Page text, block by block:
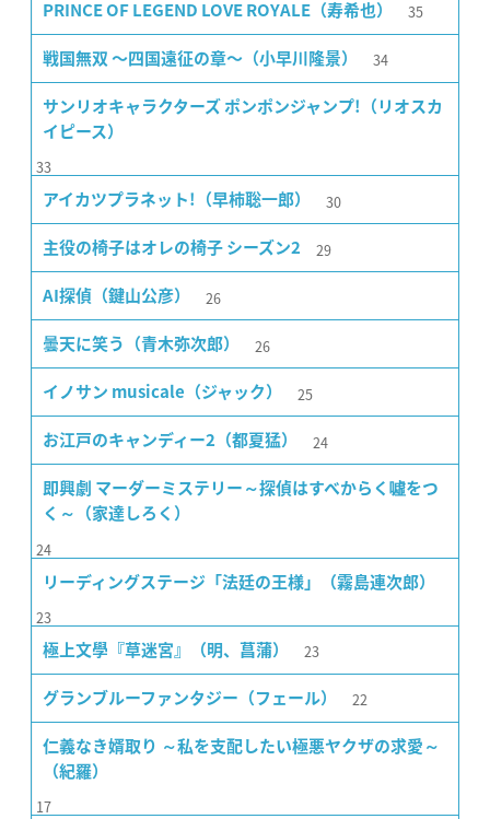
PRINCE OF LEGEND LOVE ROYALE（寿希也） 35
戦国無双 〜四国遠征の章〜（小早川隆景） 34
サンリオキャラクターズ ポンポンジャンプ!（リオスカ
イピース）
33
アイカツプラネット!（早柿聡一郎） 30
主役の椅子はオレの椅子 シーズン2 29
AI探偵（鍵山公彦） 26
曇天に笑う（青木弥次郎） 26
イノサン musicale（ジャック） 25
お江戸のキャンディー2（都夏猛） 24
即興劇 マーダーミステリー～探偵はすべからく噓をつ
く～（家達しろく）
24
リーディングステージ「法廷の王様」（霧島連次郎）
23
極上文學『草迷宮』（明、菖蒲） 23
グランブルーファンタジー（フェール） 22
仁義なき婿取り ～私を支配したい極悪ヤクザの求愛～
（紀羅）
17